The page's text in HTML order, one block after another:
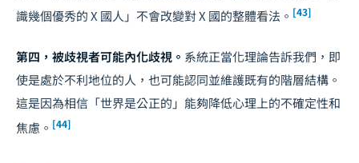
識幾個優秀的 X 國人」不會改變對 X 國的整體看法。 [43]
第四，被歧視者可能內化歧視。 系統正當化理論告訴我們，即
使是處於不利地位的人，也可能認同並維護既有的階層結構。
這是因為相信「世界是公正的」能夠降低心理上的不確定性和
焦慮。 [44]